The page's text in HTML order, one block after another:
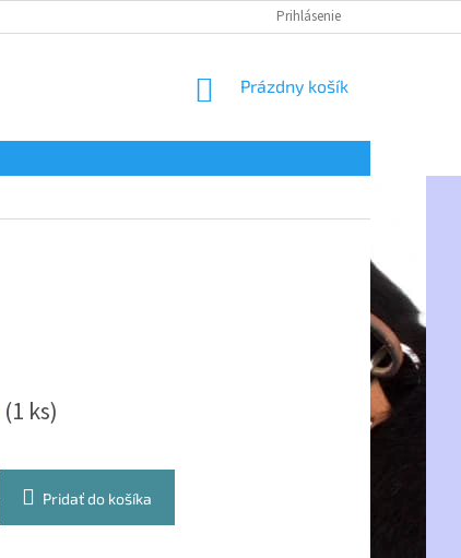
ÚDAJOV Prihlásenie
NÁKUPNÝ
Prázdny košík
(1 ks)
Pridať do košíka